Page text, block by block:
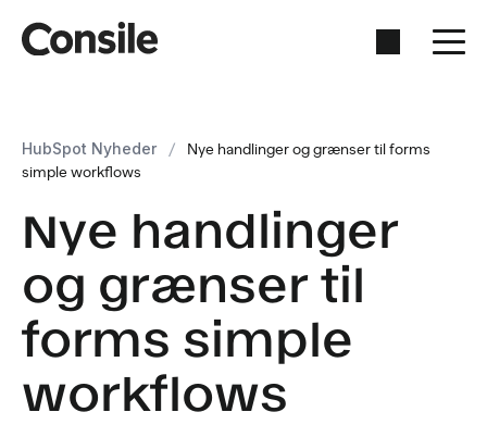
HubSpot Nyheder /
Nye handlinger og grænser til forms
simple workflows
Nye handlinger
og grænser til
forms simple
workflows